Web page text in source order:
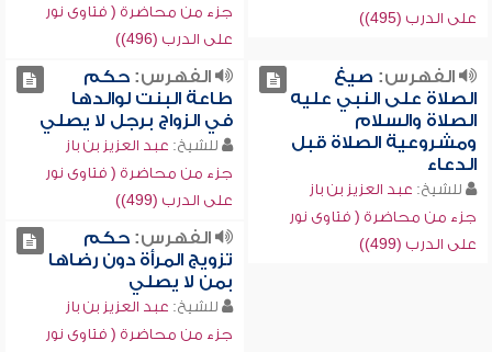
على الدرب (495))
جزء من محاضرة ( فتاوى نور
على الدرب (496))
الفهرس: صيغ
الصلاة على النبي عليه
الصلاة والسلام
ومشروعية الصلاة قبل
الدعاء
للشيخ: عبد العزيز بن باز
جزء من محاضرة ( فتاوى نور
على الدرب (499))
الفهرس:حكم
طاعة البنت لوالدها
في الزواج برجل لا يصلي
للشيخ: عبد العزيز بن باز
جزء من محاضرة ( فتاوى نور
على الدرب (499))
الفهرس:حكم
تزويج المرأة دون رضاها
بمن لا يصلي
للشيخ: عبد العزيز بن باز
جزء من محاضرة ( فتاوى نور